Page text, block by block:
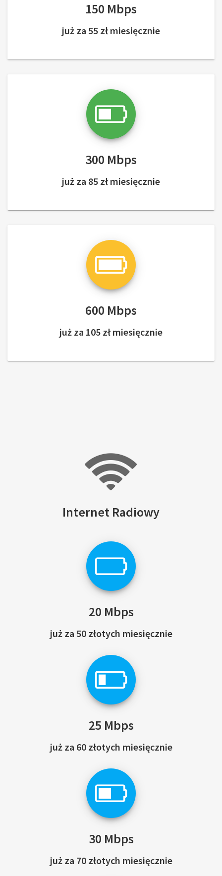
150 Mbps
już za 55 zł miesięcznie
300 Mbps
już za 85 zł miesięcznie
600 Mbps
już za 105 zł miesięcznie
Internet Radiowy
20 Mbps
już za 50 złotych miesięcznie
25 Mbps
już za 60 złotych miesięcznie
30 Mbps
już za 70 złotych miesięcznie